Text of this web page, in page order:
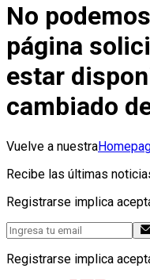
No
página
estar
cambiado
Vuelve a nuestra
Recibe las últimas
Registrarse implica
Registrarse implica